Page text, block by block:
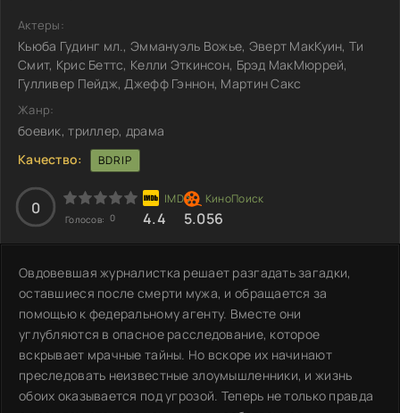
Актеры:
Кьюба Гудинг мл., Эммануэль Вожье, Эверт МакКуин, Ти
Смит, Крис Беттс, Келли Эткинсон, Брэд МакМюррей,
Гулливер Пейдж, Джефф Гэннон, Мартин Сакс
Жанр:
боевик, триллер, драма
Качество:
BDRIP
0
Голосов: 0 4.4 5.056
Овдовевшая журналистка решает разгадать загадки,
оставшиеся после смерти мужа, и обращается за
помощью к федеральному агенту. Вместе они
углубляются в опасное расследование, которое
вскрывает мрачные тайны. Но вскоре их начинают
преследовать неизвестные злоумышленники, и жизнь
обоих оказывается под угрозой. Теперь не только правда